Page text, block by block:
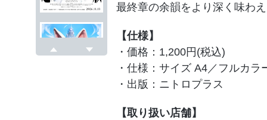
最終章の余韻をより深く味わ
【仕様】
・価格：1,200円(税込)
・仕様：サイズ A4／フルカラ
・出版：ニトロプラス
【取り扱い店舗】